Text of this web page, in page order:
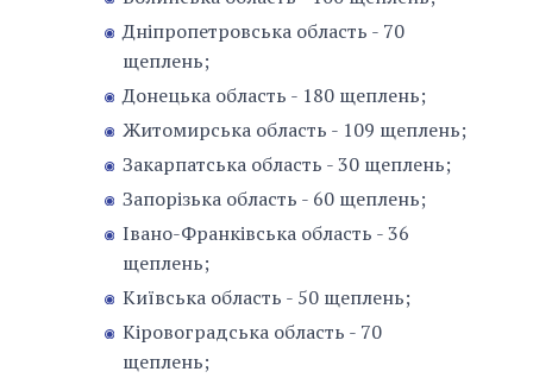
Дніпропетровська область - 70
щеплень;
Донецька область - 180 щеплень;
Житомирська область - 109 щеплень;
Закарпатська область - 30 щеплень;
Запорізька область - 60 щеплень;
Івано-Франківська область - 36
щеплень;
Київська область - 50 щеплень;
Кіровоградська область - 70
щеплень;